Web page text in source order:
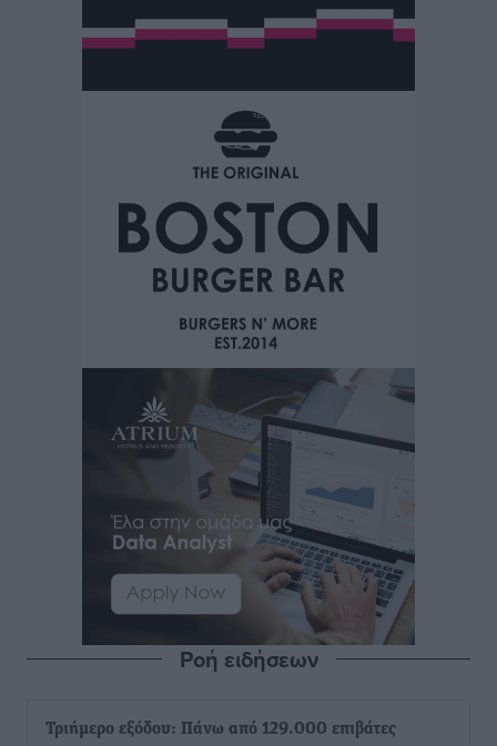
Ροή ειδήσεων
Τριήμερο εξόδου: Πάνω από 129.000 επιβάτες